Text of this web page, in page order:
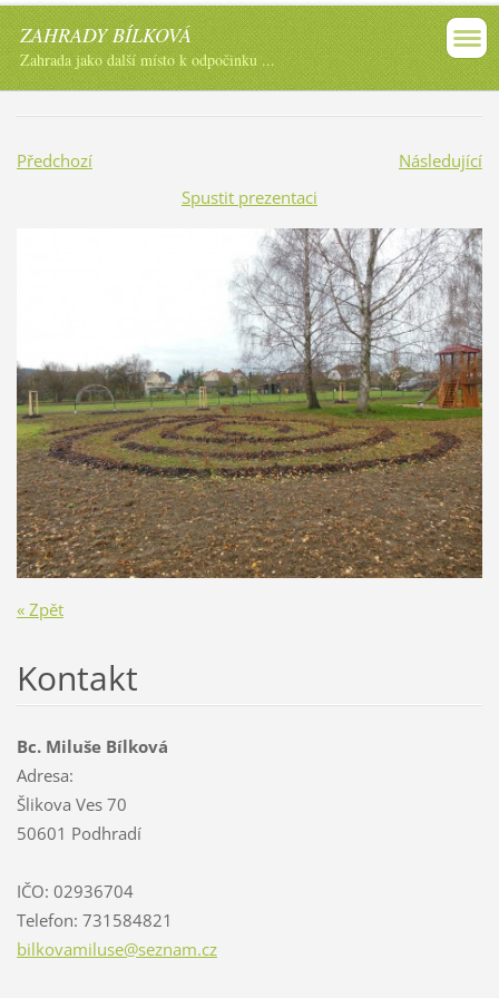
ZAHRADY BÍLKOVÁ
Zahrada jako další místo k odpočinku ...
Předchozí
Následující
Spustit prezentaci
« Zpět
Kontakt
Bc. Miluše Bílková
Adresa:
Šlikova Ves 70
50601 Podhradí
IČO: 02936704
Telefon: 731584821
bilkovamiluse@seznam.cz